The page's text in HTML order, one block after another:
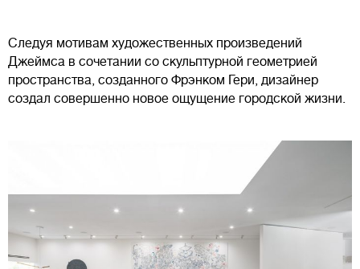
Следуя мотивам художественных произведений
Джеймса в сочетании со скульптурной геометрией
пространства, созданного Фрэнком Гери, дизайнер
создал совершенно новое ощущение городской жизни.